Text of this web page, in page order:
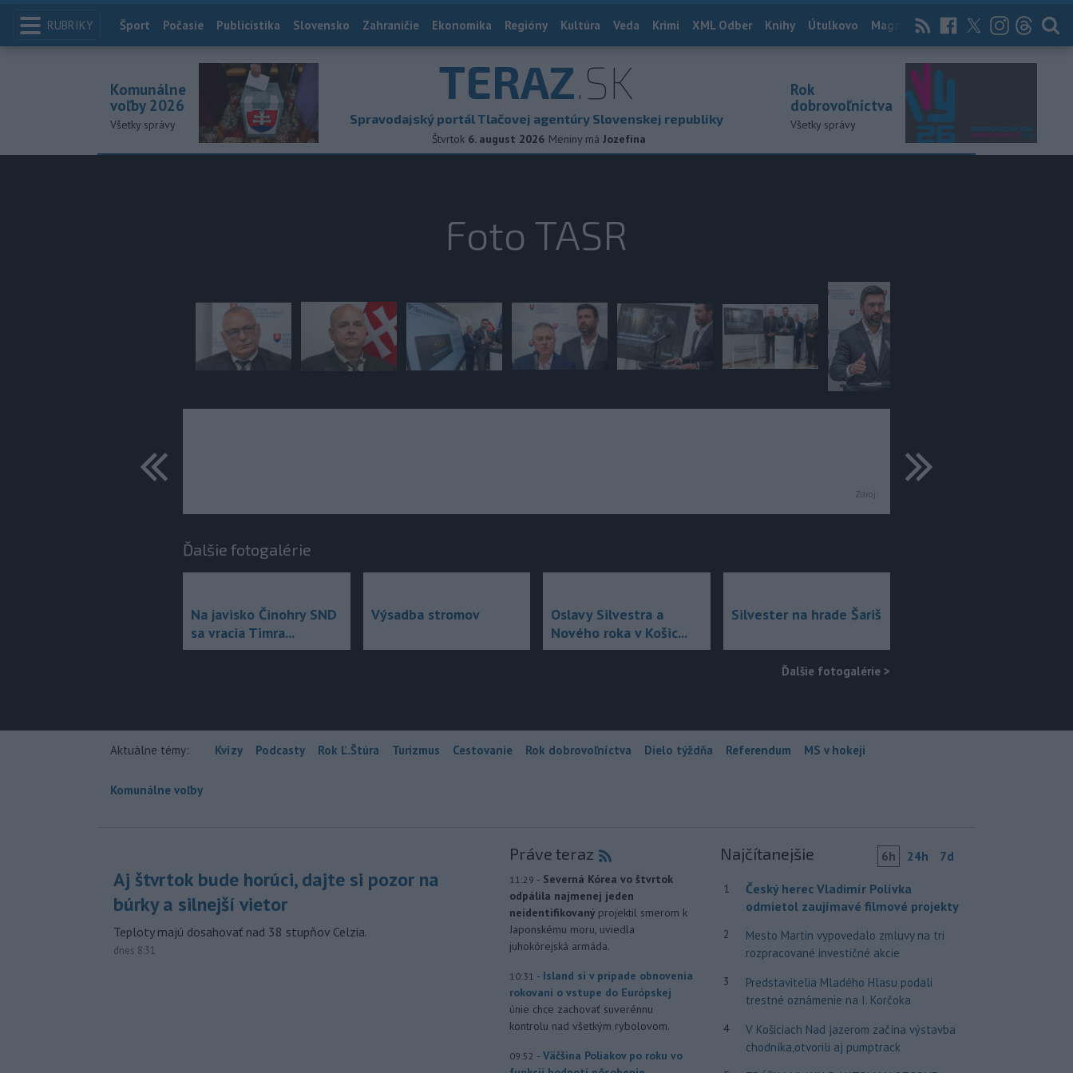
RUBRIKY Index
Šport Počasie Publicistika Slovensko Zahraničie Ekonomika Regióny Kultúra Veda Krimi XML Odber Knihy Útulkovo Magazín News Now Archív
TERAZ.SK
Spravodajský portál Tlačovej agentúry Slovenskej republiky
Štvrtok 6. august 2026 Meniny má Jozefína
Komunálne
voľby 2026
Všetky správy
Rok
dobrovoľníctva
Všetky správy
Foto TASR
Zdroj:
predchádzajúce ďalšie
Ďalšie fotogalérie
Na javisko Činohry SND
sa vracia Timra...
Výsadba stromov
Oslavy Silvestra a
Nového roka v Košic...
Silvester na hrade Šariš
Ďalšie fotogalérie >
Aktuálne témy: Kvízy Podcasty Rok Ľ.Štúra Turizmus Cestovanie Rok dobrovoľníctva Dielo týždňa Referendum MS v hokeji
Komunálne voľby
Aj štvrtok bude horúci, dajte si pozor na
búrky a silnejší vietor
Teploty majú dosahovať nad 38 stupňov Celzia.
dnes 8:31
Práve teraz
11:29 - Severná Kórea vo štvrtok
odpálila najmenej jeden
neidentifikovaný projektil smerom k
Japonskému moru, uviedla
juhokórejská armáda.
10:31 - Island si v prípade obnovenia
rokovaní o vstupe do Európskej
únie chce zachovať suverénnu
kontrolu nad všetkým rybolovom.
09:52 - Väčšina Poliakov po roku vo
Najčítanejšie 6h 24h 7d
1
Český herec Vladimír Polívka
odmietol zaujímavé filmové projekty
2
Mesto Martin vypovedalo zmluvy na tri
rozpracované investičné akcie
3
Predstavitelia Mladého Hlasu podali
trestné oznámenie na I. Korčoka
4
V Košiciach Nad jazerom začína výstavba
chodníka,otvorili aj pumptrack